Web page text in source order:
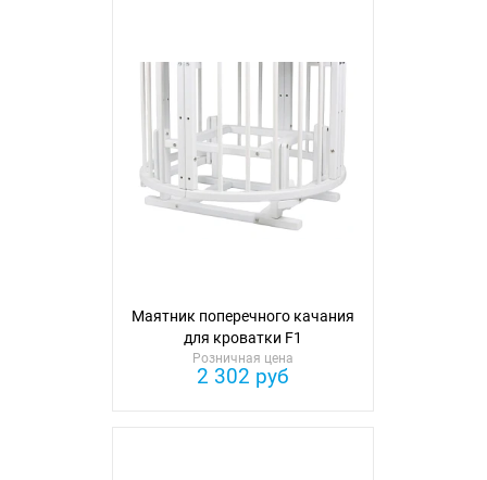
Маятник поперечного качания
для кроватки F1
Розничная цена
2 302 руб